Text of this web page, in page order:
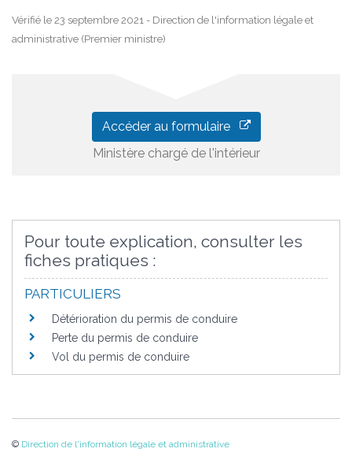
Vérifié le 23 septembre 2021 - Direction de l'information légale et
administrative (Premier ministre)
Accéder au formulaire
Ministère chargé de l'intérieur
Pour toute explication, consulter les
fiches pratiques :
PARTICULIERS
Détérioration du permis de conduire
Perte du permis de conduire
Vol du permis de conduire
© Direction de l'information légale et administrative